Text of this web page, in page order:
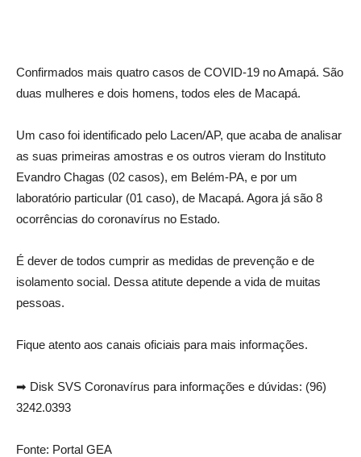
Confirmados mais quatro casos de COVID-19 no Amapá. São
duas mulheres e dois homens, todos eles de Macapá.
Um caso foi identificado pelo Lacen/AP, que acaba de analisar
as suas primeiras amostras e os outros vieram do Instituto
Evandro Chagas (02 casos), em Belém-PA, e por um
laboratório particular (01 caso), de Macapá. Agora já são 8
ocorrências do coronavírus no Estado.
É dever de todos cumprir as medidas de prevenção e de
isolamento social. Dessa atitute depende a vida de muitas
pessoas.
Fique atento aos canais oficiais para mais informações.
➡ Disk SVS Coronavírus para informações e dúvidas: (96)
3242.0393
Fonte: Portal GEA